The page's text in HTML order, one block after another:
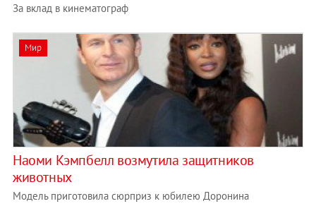
За вклад в кинематограф
Мир
Наоми Кэмпбелл возмутила защитников
животных
Модель приготовила сюрприз к юбилею Доронина